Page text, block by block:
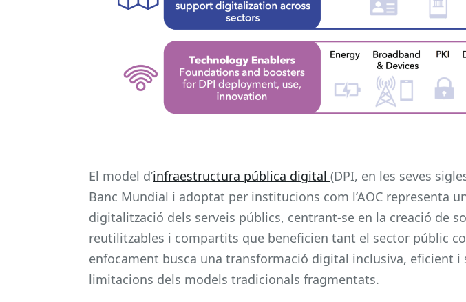
El model d’infraestructura pública digital (DPI, en les seves
Banc Mundial i adoptat per institucions com l’AOC representa
digitalització dels serveis públics, centrant-se en la creació de
reutilitzables i compartits que beneficien tant el sector públic
enfocament busca una transformació digital inclusiva, eficient i
limitacions dels models tradicionals fragmentats.